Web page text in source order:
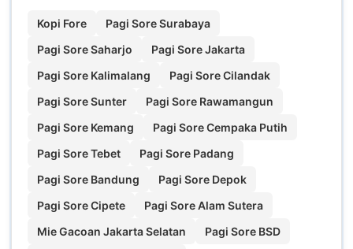
Kopi Fore
Pagi Sore Surabaya
Pagi Sore Saharjo
Pagi Sore Jakarta
Pagi Sore Kalimalang
Pagi Sore Cilandak
Pagi Sore Sunter
Pagi Sore Rawamangun
Pagi Sore Kemang
Pagi Sore Cempaka Putih
Pagi Sore Tebet
Pagi Sore Padang
Pagi Sore Bandung
Pagi Sore Depok
Pagi Sore Cipete
Pagi Sore Alam Sutera
Mie Gacoan Jakarta Selatan
Pagi Sore BSD